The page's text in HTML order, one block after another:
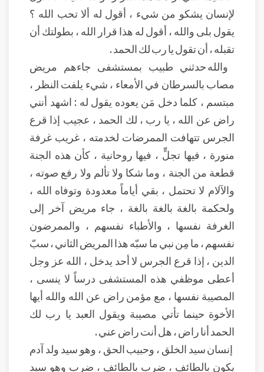
لإنسان يشكو من شيء ، أقول له ألا تحب الله ؟
يقول بلى والله ، أقول له هذا قرار الله ، بطولتك أن
تقبله ، أن تقول يا رب لك الحمد .
والله حدثني طبيب بمستشفى جاءهم مريض
مصاب بالسرطان في الأمعاء ، شيء يلفت النظر ،
مبتسم ، كلما دخل مَن يعوده يقول له : اشهد أنني
راض عن الله ، يا رب ، لك الحمد ، عجيب إذا قرع
الجرس تتهافت الممرضات لخدمته ، غريب غرفة
منورة ، فيها تجلٍّ ، فيها روحانية ، كأن هذه الجنة
قطعة من الجنة ، وما شكا ولا تألم ولا رفع صوته ،
والآلام لا تحتمل ، بقي أياماً معدودة وتوفاه الله ،
ولحكمة بالغة بالغة بالغة ، جاء مريض آخر إلى
الغرفة نفسها ، والأطباء نفسهم ، والممرضون
نفسهم ، ما مِن نبي ما سبّه هذا المريض الثاني ، سبّ
الدين ، إذا قرع الجرس لا أحد يدخل ، الله عز وجل
أعطى موظفي هذه المستشفى درساً لا ينسى ،
المصيبة نفسها ، مع مؤمن راض عن الله والله أيها
الأخوة حينما تأتي مصيبة ويقول العبد يا رب لك
الحمد أنا راض ، هل أنت راض عني .
إنسان سيد الخلق ، وحبيب الحق ، وهو سيد ولد آدم
يكون بالطائف ، ضرب بالطائف ، ضرب وهو سيد